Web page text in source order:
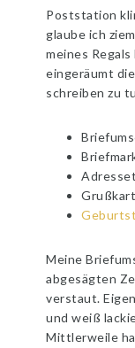
Poststation
glaube ich
meines
eingeräumt
schreiben zu
Meine
abgesägten
verstaut.
und weiß
Mittlerweile